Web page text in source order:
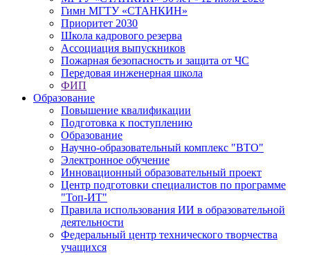
Гимн МГТУ «СТАНКИН»
Приоритет 2030
Школа кадрового резерва
Ассоциация выпускников
Пожарная безопасность и защита от ЧС
Передовая инженерная школа
ФИП
Образование
Повышение квалификации
Подготовка к поступлению
Образование
Научно-образовательный комплекс "ВТО"
Электронное обучение
Инновационный образовательный проект
Центр подготовки специалистов по программе
"Топ-ИТ"
Правила использования ИИ в образовательной
деятельности
Федеральный центр технического творчества
учащихся